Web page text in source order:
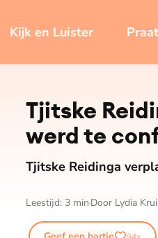
Kijk en Luister
Tjitske
werd te
Tjitske Reidinga
Leestijd: 3 min Door Lydia